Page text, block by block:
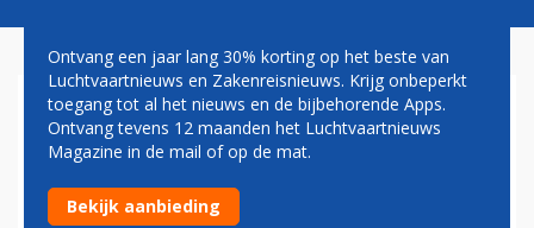
KLM NU OOK MET A321NEO
NAAR MANCHESTER EN
LONDEN
Ontvang een jaar lang 30% korting op het beste van
Luchtvaartnieuws en Zakenreisnieuws. Krijg onbeperkt
toegang tot al het nieuws en de bijbehorende Apps.
Ontvang tevens 12 maanden het Luchtvaartnieuws
Magazine in de mail of op de mat.
Bekijk aanbieding